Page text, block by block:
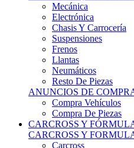
Electrónica
Chasis Y Carrocería
Suspensiones
Frenos
Llantas
Neumáticos
Resto De Piezas
ANUNCIOS DE COMPRA
Compra Vehículos
Compra De Piezas
CARCROSS Y
CARCROSS Y
Carcross
Formulas Tt